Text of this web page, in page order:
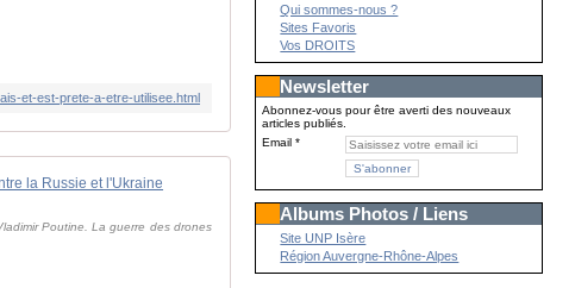
et-est-prete-a-etre-utilisee.html
la Russie et l'Ukraine
Poutine. La guerre des drones
Qui sommes-nous ?
Sites Favoris
Vos DROITS
Newsletter
Abonnez-vous pour être averti des nouveaux
articles publiés.
Email
Albums Photos / Liens
Site UNP Isère
Région Auvergne-Rhône-Alpes